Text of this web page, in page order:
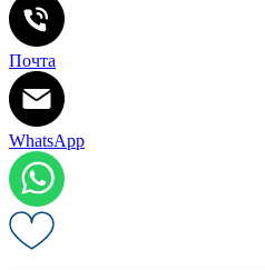
Почта
WhatsApp